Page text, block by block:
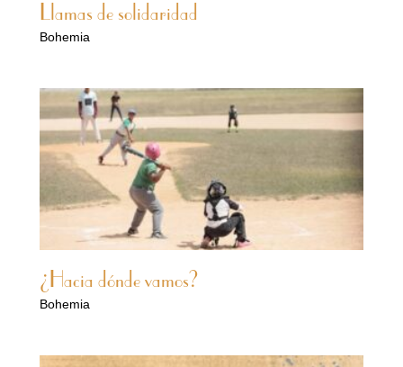
Llamas de solidaridad
Bohemia
¿Hacia dónde vamos?
Bohemia